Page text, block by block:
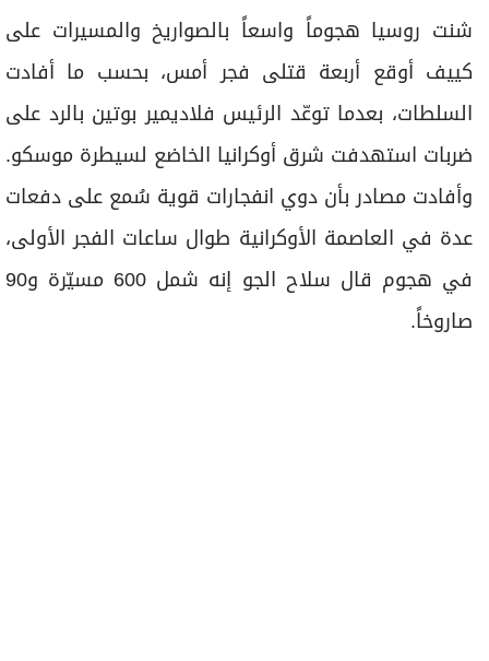
عدد اليوم
مواقيت الصلاة
الأحوال الجوية
شنت روسيا هجوماً واسعاً بالصواريخ والمسيرات على
كييف أوقع أربعة قتلى فجر أمس، بحسب ما أفادت
السلطات، بعدما توعّد الرئيس فلاديمير بوتين بالرد على
ضربات استهدفت شرق أوكرانيا الخاضع لسيطرة موسكو.
وأفادت مصادر بأن دوي انفجارات قوية سُمع على دفعات
عدة في العاصمة الأوكرانية طوال ساعات الفجر الأولى،
في هجوم قال سلاح الجو إنه شمل 600 مسيّرة و90
صاروخاً.